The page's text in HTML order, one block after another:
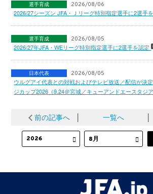
選手育成 2026/08/06
2026/27シーズン JFA・Ｊリーグ特別指定選手に2選手
選手育成 2026/08/05
2026/27年JFA・WEリーグ特別指定選手に2選手を認定
日本代表 2026/08/05
ウルグアイ代表との対戦およびテレビ放送／配信が決
ジカップ2026（9.24＠宮城／キューアンドエースタジ
前の記事へ 一覧へ